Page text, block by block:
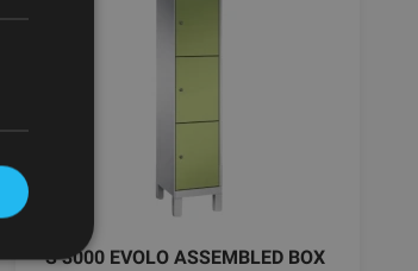
S 3000 EVOLO ASSEMBLED BOX